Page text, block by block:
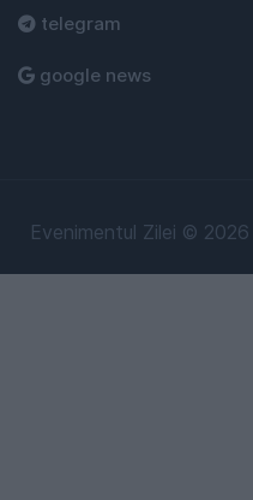
telegram
google news
Evenimentul Zilei ©